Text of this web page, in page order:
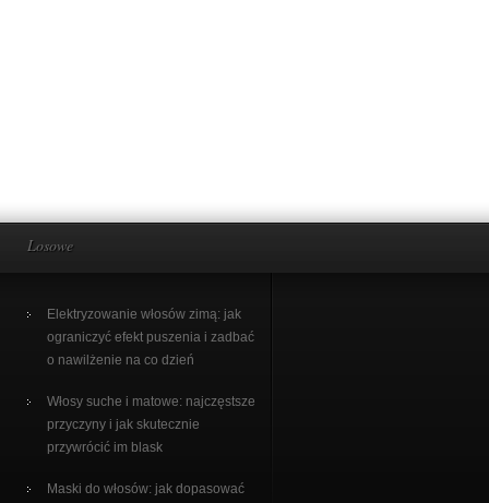
Losowe
Elektryzowanie włosów zimą: jak
ograniczyć efekt puszenia i zadbać
o nawilżenie na co dzień
Włosy suche i matowe: najczęstsze
przyczyny i jak skutecznie
przywrócić im blask
Maski do włosów: jak dopasować